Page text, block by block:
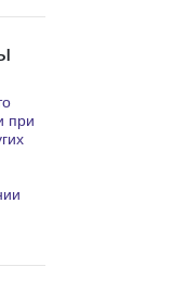
при